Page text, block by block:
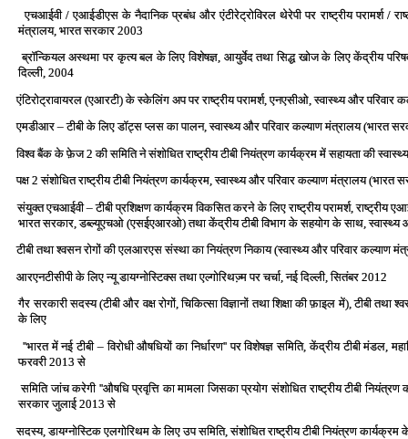
एचआईवी / एआईडीएस के नैदानिक प्रबंध और एंटीरेट्रोविरल थेरेपी पर राष्‍ट्रीय परामर्श /
मंत्रालय, भारत सरकार 2003
ब्रॉन्कियल अस्‍थमा पर कृत्‍य बल के लिए विशेषज्ञ, आयुर्वेद तथा सिद्ध खोज के लिए केंद्रीय
दिल्‍ली, 2004
एंटिरोट्रावायरल (एआरटी) के स्‍केलिंग अप पर राष्‍ट्रीय परामर्श, एनएसीओ, स्‍वास्‍थ्‍य और
एमडीआर – टीबी के लिए डॉट्स प्‍लस का पालन, स्‍वास्‍थ्‍य और परिवार कल्‍याण मंत्रालय (भारत
विश्‍व बैंक के फ़ेज 2 की समिति ने संशोधित राष्‍ट्रीय टीबी नियंत्रण कार्यक्रम में सहायता की
पक्ष 2 संशोधित राष्‍ट्रीय टीबी नियंत्रण कार्यक्रम, स्‍वास्‍थ्‍य और परिवार कल्‍याण मंत्रालय (भारत
संयुक्‍त एचआईवी – टीबी प्रशिक्षण कार्यक्रम विकसित करने के लिए राष्‍ट्रीय परामर्श, राष्‍ट्रीय
भारत सरकार, डब्‍ल्‍यूएचओ (एसईएआरओ) तथा केंद्रीय टीबी विभाग के सहयोग के साथ, स्‍वास्‍थ्‍य
टीबी तथा श्‍वसन रोगों की एलआरएस संस्‍था का नियंत्रण निकाय (स्‍वास्‍थ्‍य और परिवार कल्‍याण
आरएनटीसीपी के लिए न्‍यू डायग्‍नोस्टिक्‍स तथा एल्‍गोरिथज्‍़म पर चर्चा, नई दिल्‍ली, सितंबर 2012
गैर सरकारी सदस्‍य (टीबी और वक्ष रोगों, चिकित्‍सा विज्ञानों तथा शिक्षा की फ़ाइल में), टीबी
के लिए
''भारत में नई टीबी – विरोधी औषधियों का निर्धारण'' पर विशेषज्ञ समिति, केंद्रीय टीबी मंडल,
फरवरी 2013 से
समिति जांच करेगी ''औषधि प्रवृत्ति का मामला जिसका प्रयोग संशोधित राष्‍ट्रीय टीबी
सरकार जुलाई 2013 से
सदस्‍य, डायग्‍नोस्टिक एलगोरिथम के लिए उप समिति, संशोधित राष्‍ट्रीय टीबी नियंत्रण